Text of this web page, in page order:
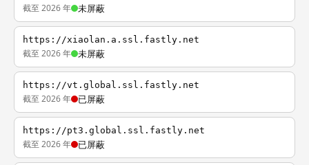
截至 2026 年 未屏蔽
https://xiaolan.a.ssl.fastly.net
截至 2026 年 未屏蔽
https://vt.global.ssl.fastly.net
截至 2026 年 已屏蔽
https://pt3.global.ssl.fastly.net
截至 2026 年 已屏蔽